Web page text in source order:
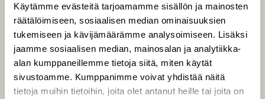
Käytämme evästeitä tarjoamamme sisällön ja mainosten
räätälöimiseen, sosiaalisen median ominaisuuksien
tukemiseen ja kävijämäärämme analysoimiseen. Lisäksi
jaamme sosiaalisen median, mainosalan ja analytiikka-
alan kumppaneillemme tietoja siitä, miten käytät
sivustoamme. Kumppanimme voivat yhdistää näitä
tietoja muihin tietoihin, joita olet antanut heille tai joita on
Äänestä parasta juttua
Tilaa uutiskirje
SUOMEN LUONNON­
SUOJELU­LIITTO